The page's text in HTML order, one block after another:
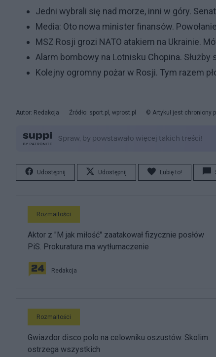
Jedni wybrali się nad morze, inni w góry.
Media: Oto nowa minister finansów.
MSZ Rosji grozi NATO atakiem na Ukrainie.
Alarm bombowy na Lotnisku Chopina.
Kolejny ogromny pożar w Rosji. Tym razem
Autor: Redakcja Źródło: sport.pl, wprost.pl © Artykuł jest chroniony
Udostępnij Udostępnij Lubię to!
Rozmaitości
Aktor z "M jak miłość" zaatakował fizycznie posłów
PiS. Prokuratura ma wytłumaczenie
Redakcja
Rozmaitości
Gwiazdor disco polo na celowniku oszustów. Skolim
ostrzega wszystkich